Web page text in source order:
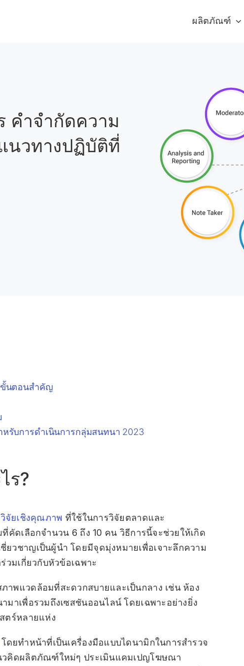
ผลิตภัณฑ์
คำจำกัดความ
นวทางปฏิบัติที่
ขั้นตอนสำคัญ
รับการดำเนินการกลุ่มสนทนา 2023
ร?
จัยเชิงคุณภาพ ที่ใช้ในการวิจัยตลาดและ
คัดเลือกจำนวน 6 ถึง 10 คน วิธีการนี้จะช่วยให้เกิด
ยวชาญเป็นผู้นำ โดยมีจุดมุ่งหมายเพื่อเจาะลึกความ
วมเกี่ยวกับหัวข้อเฉพาะ
าพแวดล้อมที่สะดวกสบายและเป็นกลาง เช่น ห้อง
าเพื่อรวมถึงเซสชันออนไลน์ โดยเฉพาะอย่างยิ่ง
ตร์หลายแห่ง
โดยทำหน้าที่เป็นเครื่องมือแบบไดนามิกในการสำรวจ
วคิดผลิตภัณฑ์ใหม่ๆ ประเมินแคมเปญโฆษณา